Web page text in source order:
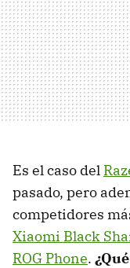
Es el caso del
pasado, pero
competidores
Xiaomi Black
ROG Phone.